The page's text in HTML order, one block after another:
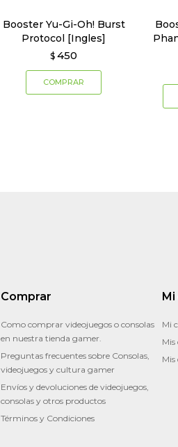
Booster Yu-Gi-Oh! Burst
Protocol [Ingles]
$ 450
Comprar
Como comprar videojuegos o consolas
en nuestra tienda gamer.
Preguntas frecuentes sobre Consolas,
videojuegos y cultura gamer
Envíos y devoluciones de videojuegos,
consolas y otros productos
Términos y Condiciones
Mi
Mis